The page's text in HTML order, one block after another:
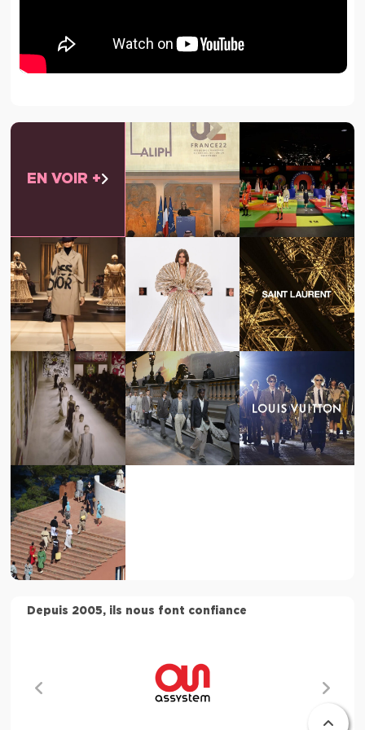
EN VOIR +
Depuis 2005, ils nous font confiance